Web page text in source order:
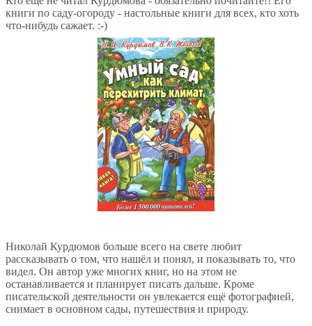
книги по саду-огороду - настольные книги для всех, кто хоть
что-нибудь сажает. :-)
Николай Курдюмов больше всего на свете любит
рассказывать о том, что нашёл и понял, и показывать то, что
видел. Он автор уже многих книг, но на этом не
останавливается и планирует писать дальше. Кроме
писательской деятельности он увлекается ещё фотографией,
снимает в основном сады, путешествия и природу.